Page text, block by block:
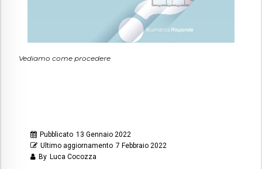
Vediamo come procedere
Pubblicato 13 Gennaio 2022
Ultimo aggiornamento 7 Febbraio 2022
By Luca Cocozza